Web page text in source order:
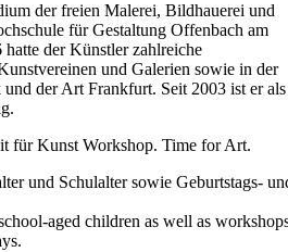
der freien Malerei, Bildhauerei und
für Gestaltung Offenbach am
der Künstler zahlreiche
und Galerien sowie in der
der Art Frankfurt. Seit 2003 ist er als
für Kunst Workshop. Time for Art.
und Schulalter sowie Geburtstags-
aged children as well as